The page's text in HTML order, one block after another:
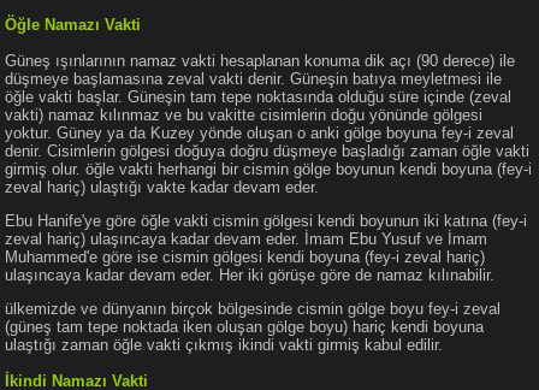
Öğle Namazı Vakti
Güneş ışınlarının namaz vakti hesaplanan konuma dik açı (90 derece) ile
düşmeye başlamasına zeval vakti denir. Güneşin batıya meyletmesi ile
öğle vakti başlar. Güneşin tam tepe noktasında olduğu süre içinde (zeval
vakti) namaz kılınmaz ve bu vakitte cisimlerin doğu yönünde gölgesi
yoktur. Güney ya da Kuzey yönde oluşan o anki gölge boyuna fey-i zeval
denir. Cisimlerin gölgesi doğuya doğru düşmeye başladığı zaman öğle vakti
girmiş olur. öğle vakti herhangi bir cismin gölge boyunun kendi boyuna (fey-i
zeval hariç) ulaştığı vakte kadar devam eder.
Ebu Hanife'ye göre öğle vakti cismin gölgesi kendi boyunun iki katına (fey-i
zeval hariç) ulaşıncaya kadar devam eder. İmam Ebu Yusuf ve İmam
Muhammed'e göre ise cismin gölgesi kendi boyuna (fey-i zeval hariç)
ulaşıncaya kadar devam eder. Her iki görüşe göre de namaz kılınabilir.
ülkemizde ve dünyanın birçok bölgesinde cismin gölge boyu fey-i zeval
(güneş tam tepe noktada iken oluşan gölge boyu) hariç kendi boyuna
ulaştığı zaman öğle vakti çıkmış ikindi vakti girmiş kabul edilir.
İkindi Namazı Vakti